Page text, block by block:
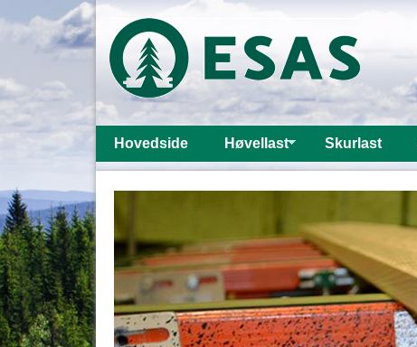
Hovedside Høvellast Skurlast